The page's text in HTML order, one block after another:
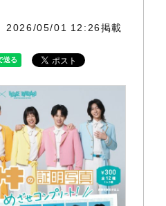
2026/05/01 12:26掲載